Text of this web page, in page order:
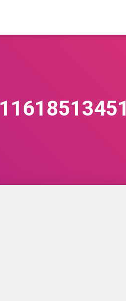
11618513451